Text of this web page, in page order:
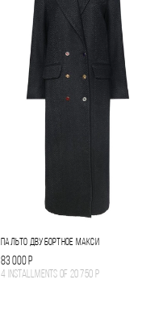
ПАЛЬТО ДВУБОРТНОЕ МАКСИ
83 000 Р
4 installments of 20 750 Р